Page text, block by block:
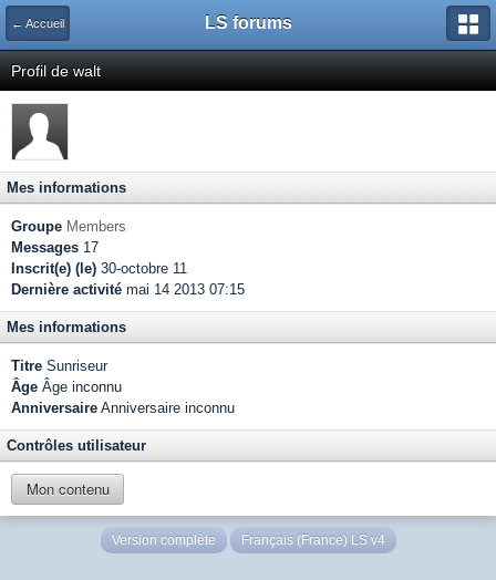
← Accueil LS forums
Profil de walt
Mes informations
Groupe Members
Messages 17
Inscrit(e) (le) 30-octobre 11
Dernière activité mai 14 2013 07:15
Mes informations
Titre Sunriseur
Âge Âge inconnu
Anniversaire Anniversaire inconnu
Contrôles utilisateur
Mon contenu
Version complète Français (France) LS v4